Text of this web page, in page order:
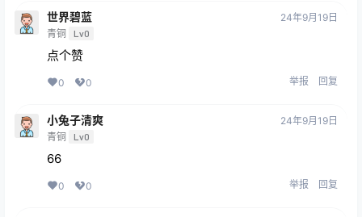
世界碧蓝
青铜 Lv0
24年9月19日
点个赞
0 0 举报 回复
小兔子清爽
青铜 Lv0
24年9月19日
66
0 0 举报 回复